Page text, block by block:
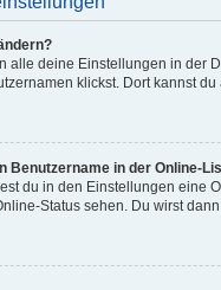
alle deine Einstellungen in der
klickst. Dort kannst
Benutzername in der Online-
du in den Einstellungen eine
Status sehen. Du wirst